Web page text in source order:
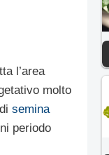
l’area
molto
semina
periodo